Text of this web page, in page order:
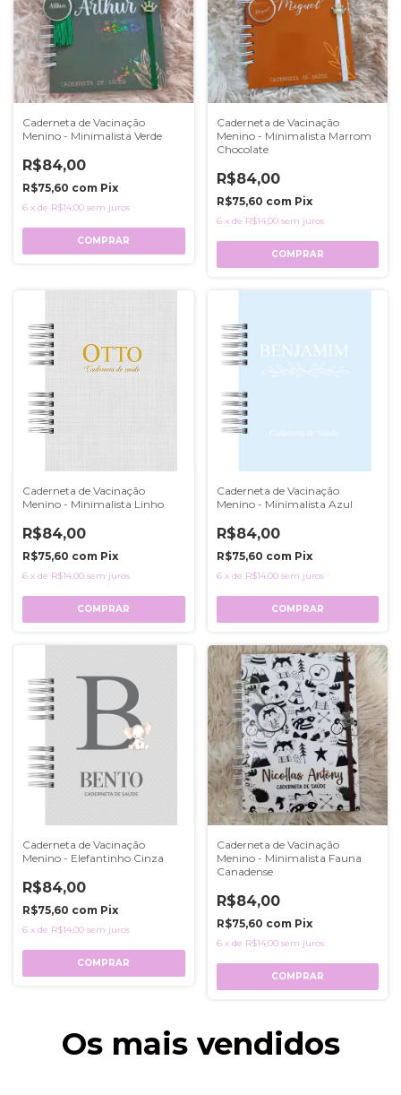
Caderneta de Vacinação
Menino - Minimalista Verde
R$84,00
R$75,60 com Pix
6 x de R$14,00 sem juros
COMPRAR
Caderneta de Vacinação
Menino - Minimalista Marrom
Chocolate
R$84,00
R$75,60 com Pix
6 x de R$14,00 sem juros
COMPRAR
Caderneta de Vacinação
Menino - Minimalista Linho
R$84,00
R$75,60 com Pix
6 x de R$14,00 sem juros
COMPRAR
Caderneta de Vacinação
Menino - Minimalista Azul
R$84,00
R$75,60 com Pix
6 x de R$14,00 sem juros
COMPRAR
Caderneta de Vacinação
Menino - Elefantinho Cinza
R$84,00
R$75,60 com Pix
6 x de R$14,00 sem juros
COMPRAR
Caderneta de Vacinação
Menino - Minimalista Fauna
Canadense
R$84,00
R$75,60 com Pix
6 x de R$14,00 sem juros
COMPRAR
Os mais vendidos